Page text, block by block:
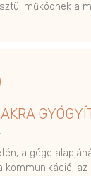
működnek a
a gége
kommunikáció, az